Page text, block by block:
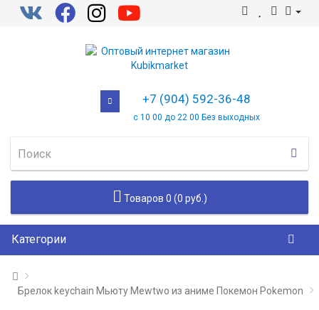
+7 (904) 592-36-48
с 10 00 до 22 00 Без выходных
Товаров 0 (0 руб.)
Категории
Брелок keychain Мьюту Mewtwo из аниме Покемон Pokemon